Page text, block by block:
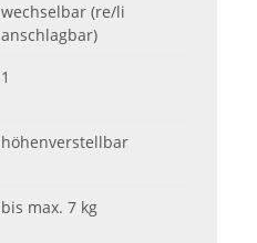
wechselbar (re/li
anschlagbar)
1
höhenverstellbar
bis max. 7 kg